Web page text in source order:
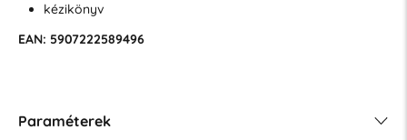
kézikönyv
EAN: 5907222589496
Paraméterek